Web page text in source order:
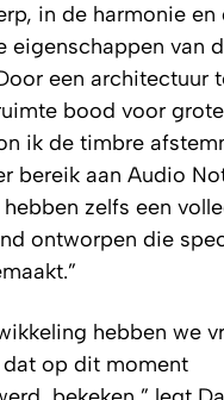
in de harmonie en
eigenschappen van
een architectuur
bood voor
ik de timbre
bereik aan Audio
zelfs een
ontworpen die
hebben we
op dit moment